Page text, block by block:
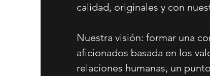
calidad, originales y con
Nuestra visión: formar una
aficionados basada en los
relaciones humanas, un